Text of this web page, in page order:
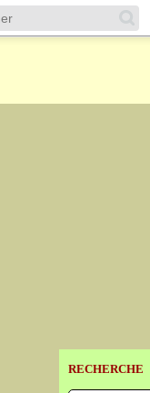
RECHERCHE